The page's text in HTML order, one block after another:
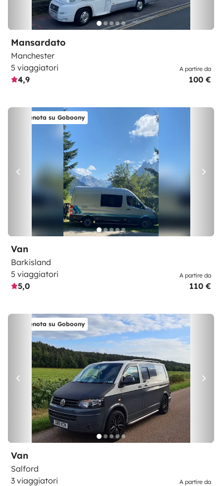
Mansardato
Manchester
5 viaggiatori
4,9
A partire da
100 €
Prenota su Goboony
Van
Barkisland
5 viaggiatori
5,0
A partire da
110 €
Prenota su Goboony
Van
Salford
3 viaggiatori
A partire da